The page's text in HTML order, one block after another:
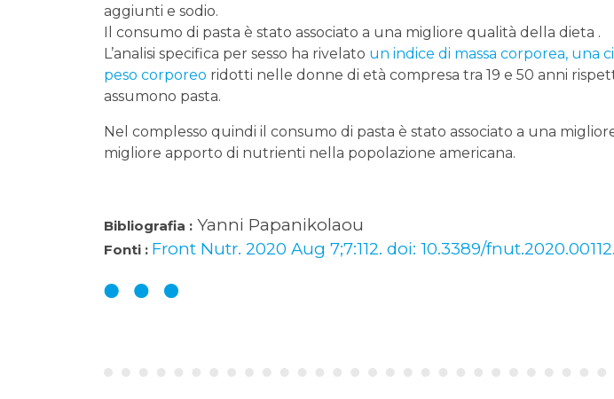
aggiunti e sodio.
Il consumo di pasta è stato associato a una migliore qualità della dieta .
L’analisi specifica per sesso ha rivelato un indice di massa corporea, una
peso corporeo ridotti nelle donne di età compresa tra 19 e 50 anni
assumono pasta.
Nel complesso quindi il consumo di pasta è stato associato a una
migliore apporto di nutrienti nella popolazione americana.
Bibliografia : Yanni Papanikolaou
Fonti : Front Nutr. 2020 Aug 7;7:112. doi: 10.3389/